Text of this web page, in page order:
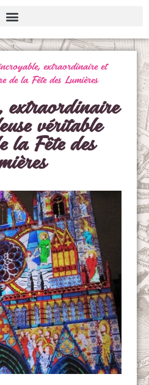
extraordinaire et
de la Fête des Lumières
extraordinaire
véritable
la Fête des